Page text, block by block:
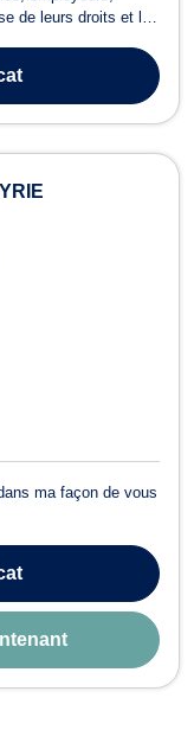
de leurs droits et la
droit du travail, droit
ma façon de vous